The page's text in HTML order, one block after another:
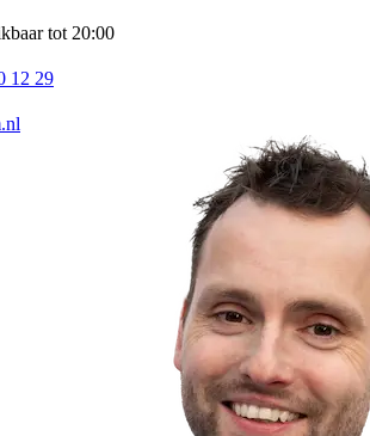
tot 20:00
12 29